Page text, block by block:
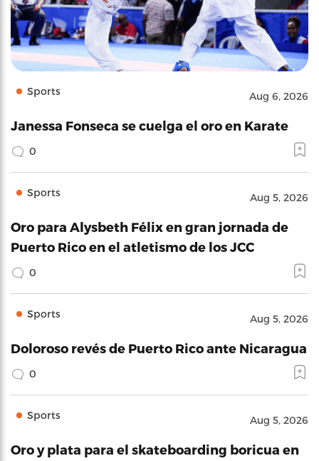
Sports Aug 6, 2026
Janessa Fonseca se cuelga el oro en Karate
0
Sports Aug 5, 2026
Oro para Alysbeth Félix en gran jornada de
Puerto Rico en el atletismo de los JCC
0
Sports Aug 5, 2026
Doloroso revés de Puerto Rico ante Nicaragua
0
Sports Aug 5, 2026
Oro y plata para el skateboarding boricua en